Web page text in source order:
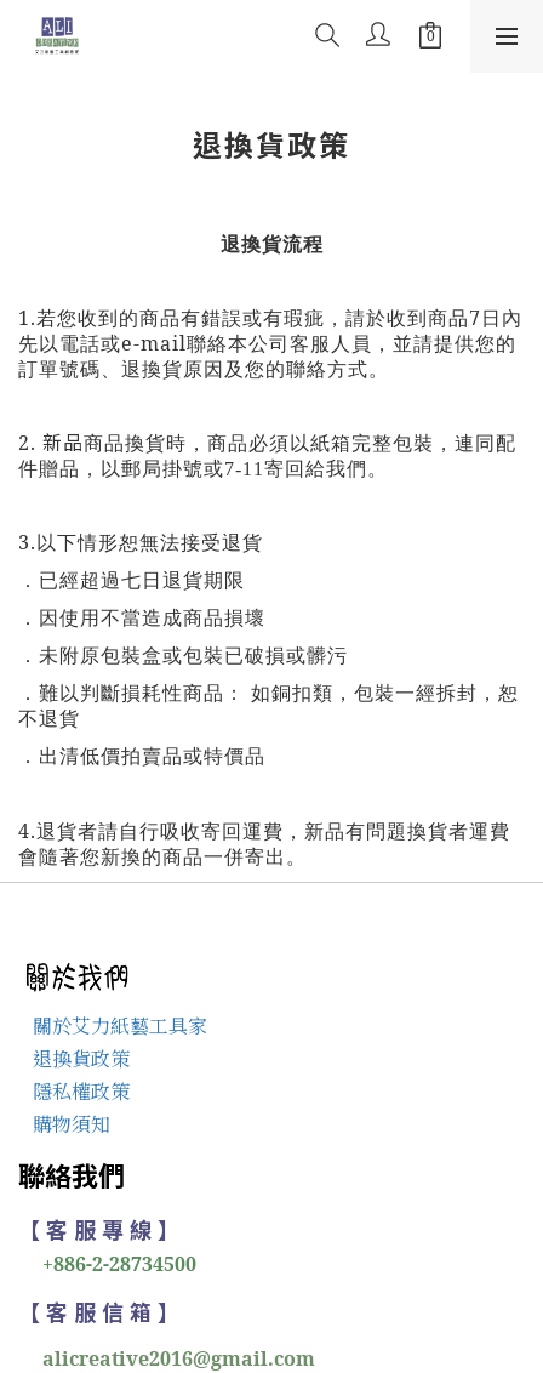
退換貨政策
退換貨流程
1.若您收到的商品有錯誤或有瑕疵，請於收到商品7 日內
先以電話或e-mail聯絡本公司客服人員，並請提供您的
訂單號碼、退換貨原因及您的聯絡方式。
2. 新品商品換貨時，商品必須以紙箱完整包裝，連同配
件贈品，以郵局掛號或7-11寄回給我們。
3. 以下情形恕無法接受退貨
．已經超過七日退貨期限
．因使用不當造成商品損壞
．未附原包裝盒或包裝已破損或髒污
．難以判斷損耗性商品：
如銅扣類，包裝一經拆封，恕
不退貨
．出清低價拍賣品或特價品
4.退貨者請自行吸收寄回運費，新品有問題換貨者運費
會隨著您新換的商品一併寄出。
關於艾力紙藝工具家
退換貨政策
隱私權政策
購物須知
聯絡我們
【 客 服 專 線 】
+886-2-28734500
【 客 服 信 箱 】
alicreative2016@gmail.com